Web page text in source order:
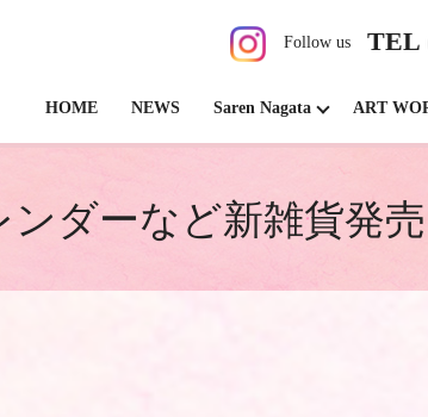
Follow us TEL
HOME NEWS Saren Nagata ART
ンダーなど新雑貨発売